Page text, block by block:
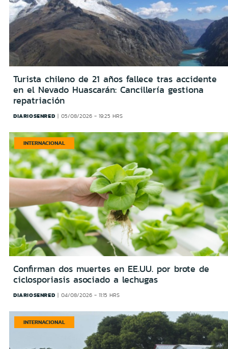
Turista chileno de 21 años fallece tras accidente
en el Nevado Huascarán: Cancillería gestiona
repatriación
DIARIOSENRED 05/08/2026 - 19:25 HRS
INTERNACIONAL
Confirman dos muertes en EE.UU. por brote de
ciclosporiasis asociado a lechugas
DIARIOSENRED 04/08/2026 - 11:15 HRS
INTERNACIONAL